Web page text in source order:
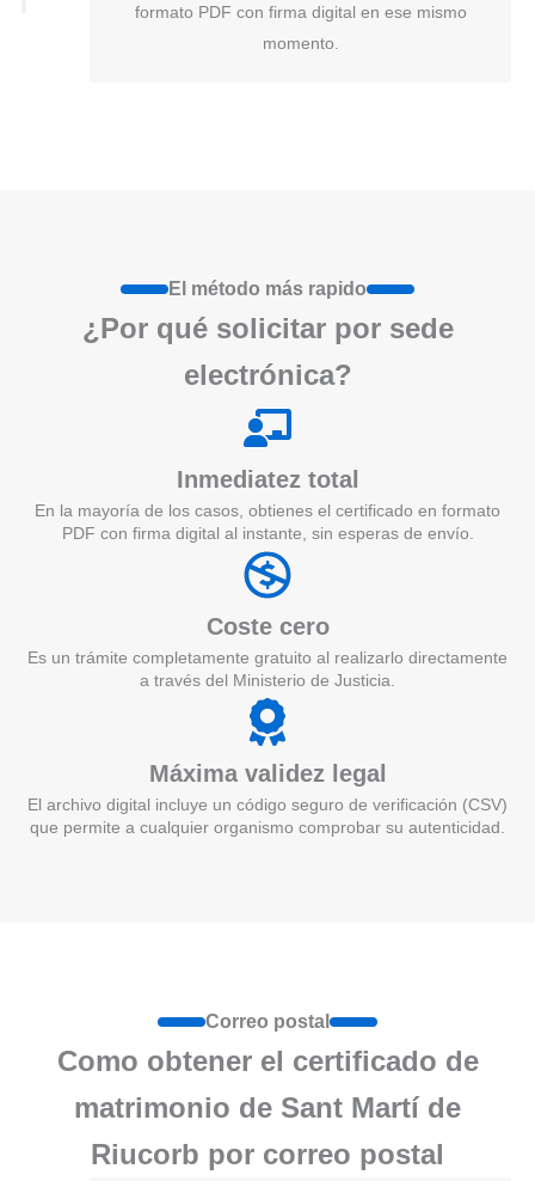
formato PDF con firma digital en ese mismo
momento.
El método más rapido
¿Por qué solicitar por sede
electrónica?
Inmediatez total
En la mayoría de los casos, obtienes el certificado en formato
PDF con firma digital al instante, sin esperas de envío.
Coste cero
Es un trámite completamente gratuito al realizarlo directamente
a través del Ministerio de Justicia.
Máxima validez legal
El archivo digital incluye un código seguro de verificación (CSV)
que permite a cualquier organismo comprobar su autenticidad.
Correo postal
Como obtener el certificado de
matrimonio de Sant Martí de
Riucorb por correo postal